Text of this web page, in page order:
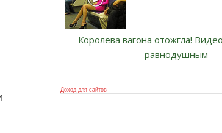
Королева вагона отожгла!
равнодушным
Доход для сайтов